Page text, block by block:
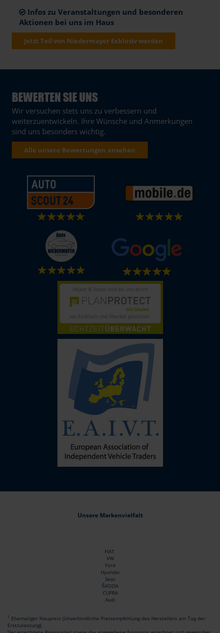
Infos zu Veranstaltungen und besonderen
Aktionen bei uns im Haus
Jetzt Teil von Niedermayer Exklusiv werden
BEWERTEN SIE UNS
Wir versuchen stets uns zu verbessern und
weiterzuentwickeln. Ihre Wünsche und Anmerkungen
sind uns besonders wichtig.
Alle unsere Bewertungen ansehen
Unsere Markenvielfalt
FIAT
VW
Ford
Hyundai
Seat
ŠKODA
CUPRA
Audi
1 Ehemaliger Neupreis (Unverbindliche Preisempfehlung des Herstellers am Tag der
Erstzulassung).